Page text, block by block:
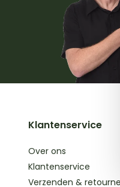
Klantenservice
Over ons
Klantenservice
Verzenden &